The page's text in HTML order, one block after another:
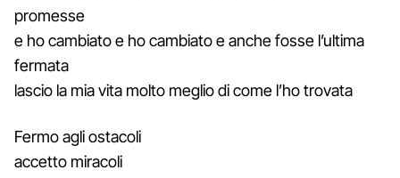
promesse
e ho cambiato e ho cambiato e anche fosse l’ultima
fermata
lascio la mia vita molto meglio di come l’ho trovata
Fermo agli ostacoli
accetto miracoli